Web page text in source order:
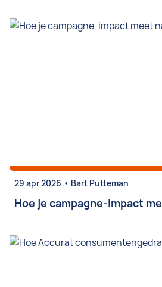
29 apr 2026 • Bart Putteman
Hoe je campagne-impact